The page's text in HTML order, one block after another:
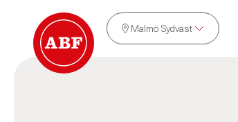
Malmö Sydväst